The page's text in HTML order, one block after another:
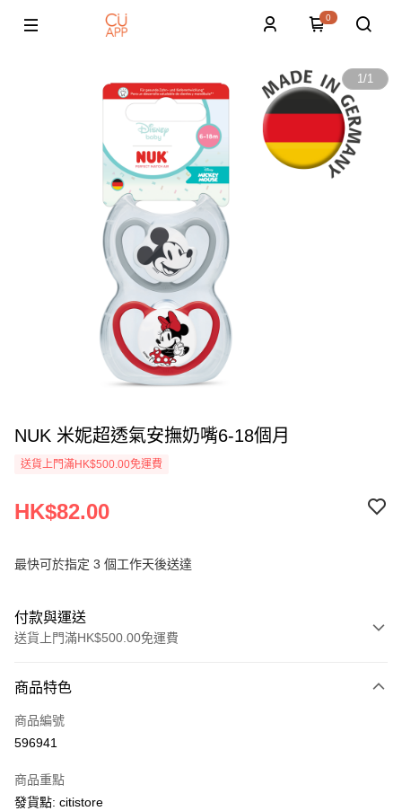
0
1/1
NUK 米妮超透氣安撫奶嘴6-18個月
送貨上門滿HK$500.00免運費
HK$82.00
最快可於指定 3 個工作天後送達
付款與運送
送貨上門滿HK$500.00免運費
信用卡
AlipayHK
WeChat Pay
商品特色
商品編號
596941
商品重點
發貨點: citistore